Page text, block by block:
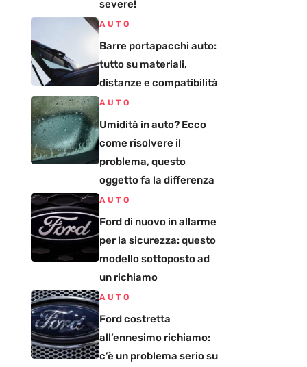
severe!
AUTO
Barre portapacchi auto:
tutto su materiali,
distanze e compatibilità
AUTO
Umidità in auto? Ecco
come risolvere il
problema, questo
oggetto fa la differenza
AUTO
Ford di nuovo in allarme
per la sicurezza: questo
modello sottoposto ad
un richiamo
AUTO
Ford costretta
all’ennesimo richiamo:
c’è un problema serio su